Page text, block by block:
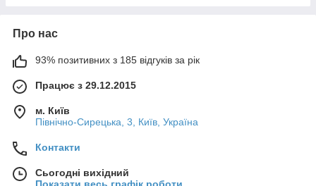
Про нас
93% позитивних з 185 відгуків за рік
Працює з 29.12.2015
м. Київ
Північно-Сирецька, 3, Київ, Україна
Контакти
Сьогодні вихідний